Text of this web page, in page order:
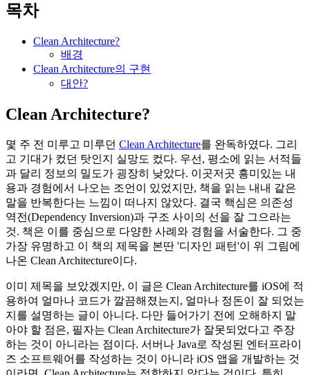
목차
Clean Architecture?
배경
Clean Architecture의 구현
대안?
Clean Architecture?
몇 주 전 미루고 미루던 Clean Architecture를 완독하였다. 그리
고 기대가 컸던 탓인지 실망도 컸다. 우선, 평소에 읽는 서적들
과 달리 정보의 밀도가 굉장히 낮았다. 이곳저곳 흥미있는 내
용과 경험에서 나오는 조언이 있었지만, 책을 읽는 내내 같은
말을 반복한다는 느낌이 떠나지 않았다. 결국 핵심은 의존성
역전(Dependency Inversion)과 구조 사이의 선을 잘 그으라는
것. 책은 이를 중심으로 다양한 사례와 경험을 서술한다. 그 중
가장 유명하고 이 책의 제목을 본딴 '디자인 패턴'이 위 그림에
나온 Clean Architecture이다.
이미 제목을 보았겠지만, 이 글은 Clean Architecture를 iOS에 적
용하여 얼마나 코드가 깔끔해졌는지, 얼마나 정돈이 잘 되었는
지를 설명하는 글이 아니다. 다만 들어가기 전에 오해하지 말
아야 할 점은, 필자는 Clean Architecture가 잘못되었다고 주장
하는 것이 아니라는 점이다. 서버나 Java로 작성된 엔터프라이
즈 소프트웨어를 작성하는 것이 아니라 iOS 앱을 개발하는 것